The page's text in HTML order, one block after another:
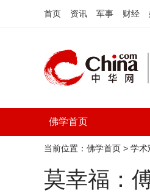
首页 资讯 军事 财经
佛学首页
当前位置： 佛学首页 > 学术
莫幸福：